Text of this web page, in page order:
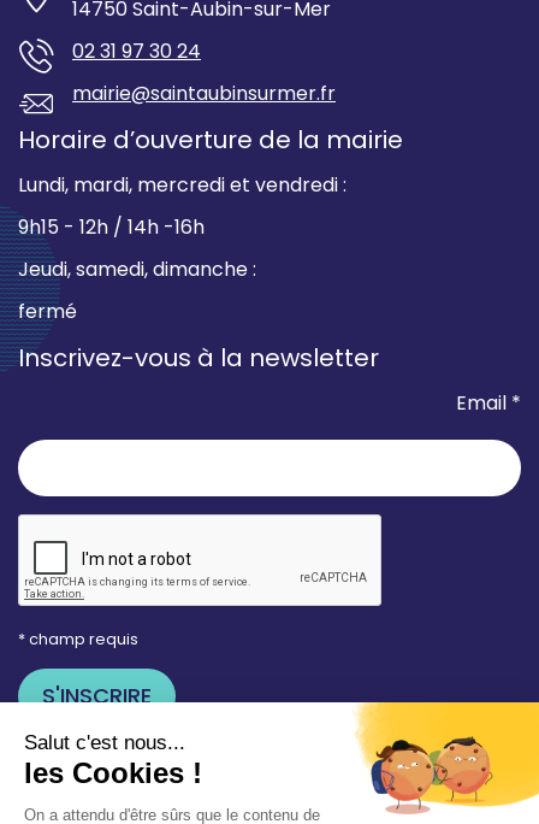
14750 Saint-Aubin-sur-Mer
02 31 97 30 24
mairie@saintaubinsurmer.fr
Horaire d’ouverture de la mairie
Lundi, mardi, mercredi et vendredi :
9h15 - 12h / 14h -16h
Jeudi, samedi, dimanche :
fermé
Inscrivez-vous à la newsletter
Email *
* champ requis
Votre adresse e-mail est uniquement utilisée pour
vous envoyer les lettres d'information de la Mairie de
utiliser le lien de désabonnement intégré dans la